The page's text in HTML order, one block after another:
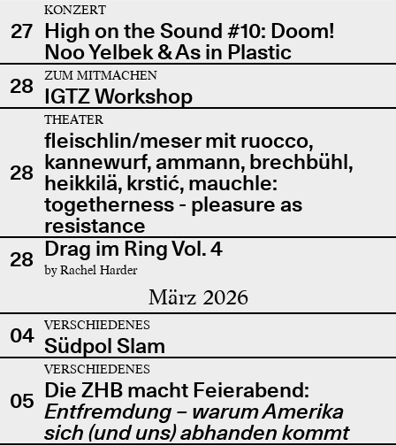
27
KONZERT
High on the Sound #10: Doom!
Noo Yelbek & As in Plastic
28
ZUM MITMACHEN
IGTZ Workshop
28
THEATER
fleischlin/meser mit ruocco,
kannewurf, ammann, brechbühl,
heikkilä, krstić, mauchle:
togetherness - pleasure as
resistance
28 Drag im Ring Vol. 4
by Rachel Harder
März 2026
04 VERSCHIEDENES
Südpol Slam
05
VERSCHIEDENES
Die ZHB macht Feierabend:
Entfremdung – warum Amerika
sich (und uns) abhanden kommt